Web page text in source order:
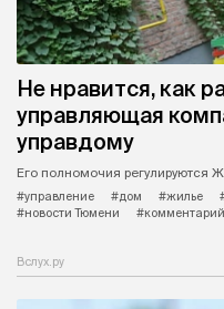
Не нравится, как
управляющая
управдому
Его полномочия регулируются
#управление
#дом #жилье
#новости Тюмени
#комментарий
Вслух.ру